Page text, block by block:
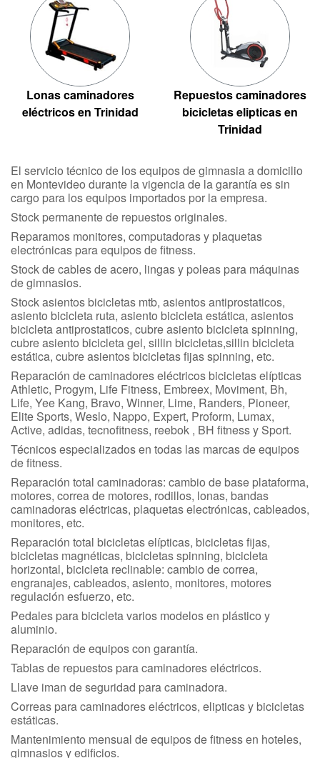
Lonas caminadores
eléctricos en Trinidad
Repuestos caminadores
bicicletas elipticas en
Trinidad
El servicio técnico de los equipos de gimnasia a domicilio
en Montevideo durante la vigencia de la garantía es sin
cargo para los equipos importados por la empresa.
Stock permanente de repuestos originales.
Reparamos monitores, computadoras y plaquetas
electrónicas para equipos de fitness.
Stock de cables de acero, lingas y poleas para máquinas
de gimnasios.
Stock asientos bicicletas mtb, asientos antiprostaticos,
asiento bicicleta ruta, asiento bicicleta estática, asientos
bicicleta antiprostaticos, cubre asiento bicicleta spinning,
cubre asiento bicicleta gel, sillin bicicletas,sillin bicicleta
estática, cubre asientos bicicletas fijas spinning, etc.
Reparación de caminadores eléctricos bicicletas elípticas
Athletic, Progym, Life Fitness, Embreex, Moviment, Bh,
Life, Yee Kang, Bravo, Winner, Lime, Randers, Pioneer,
Elite Sports, Weslo, Nappo, Expert, Proform, Lumax,
Active, adidas, tecnofitness, reebok , BH fitness y Sport.
Técnicos especializados en todas las marcas de equipos
de fitness.
Reparación total caminadoras: cambio de base plataforma,
motores, correa de motores, rodillos, lonas, bandas
caminadoras eléctricas, plaquetas electrónicas, cableados,
monitores, etc.
Reparación total bicicletas elípticas, bicicletas fijas,
bicicletas magnéticas, bicicletas spinning, bicicleta
horizontal, bicicleta reclinable: cambio de correa,
engranajes, cableados, asiento, monitores, motores
regulación esfuerzo, etc.
Pedales para bicicleta varios modelos en plástico y
aluminio.
Reparación de equipos con garantía.
Tablas de repuestos para caminadores eléctricos.
Llave iman de seguridad para caminadora.
Correas para caminadores eléctricos, elipticas y bicicletas
estáticas.
Mantenimiento mensual de equipos de fitness en hoteles,
gimnasios y edificios.